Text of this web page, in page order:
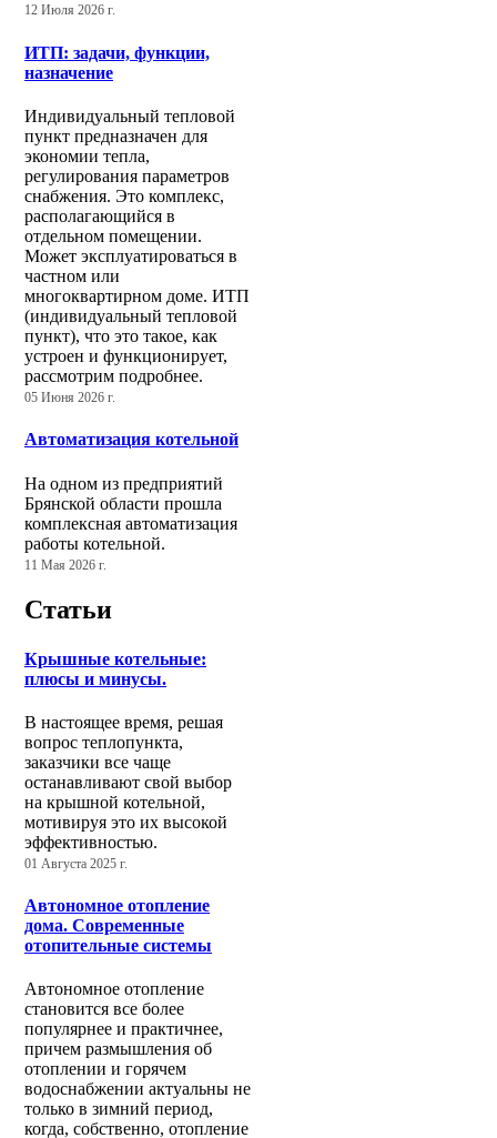
12 Июля 2026 г.
ИТП: задачи, функции,
назначение
Индивидуальный тепловой
пункт предназначен для
экономии тепла,
регулирования параметров
снабжения. Это комплекс,
располагающийся в
отдельном помещении.
Может эксплуатироваться в
частном или
многоквартирном доме. ИТП
(индивидуальный тепловой
пункт), что это такое, как
устроен и функционирует,
рассмотрим подробнее.
05 Июня 2026 г.
Автоматизация котельной
На одном из предприятий
Брянской области прошла
комплексная автоматизация
работы котельной.
11 Мая 2026 г.
Статьи
Крышные котельные:
плюсы и минусы.
В настоящее время, решая
вопрос теплопункта,
заказчики все чаще
останавливают свой выбор
на крышной котельной,
мотивируя это их высокой
эффективностью.
01 Августа 2025 г.
Автономное отопление
дома. Современные
отопительные системы
Автономное отопление
становится все более
популярнее и практичнее,
причем размышления об
отоплении и горячем
водоснабжении актуальны не
только в зимний период,
когда, собственно, отопление